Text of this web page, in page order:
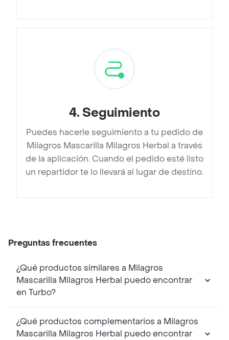
4. Seguimiento
Puedes hacerle seguimiento a tu pedido de
Milagros Mascarilla Milagros Herbal a través
de la aplicación. Cuando el pedido esté listo
un repartidor te lo llevará al lugar de destino.
Preguntas frecuentes
¿Qué productos similares a Milagros
Mascarilla Milagros Herbal puedo encontrar
en Turbo?
¿Qué productos complementarios a Milagros
Mascarilla Milagros Herbal puedo encontrar